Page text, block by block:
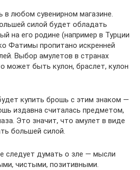
в любом сувенирном магазине.
силой будет обладать
на его родине (например в Турции
Фатимы пропитано искренней
Выбор амулетов в странах
может быть кулон, браслет, кулон
купить брошь с этим знаком —
издавна считалась предметом,
Это значит, что амулет в виде
большей силой.
следует думать о зле — мысли
чистыми, позитивными.